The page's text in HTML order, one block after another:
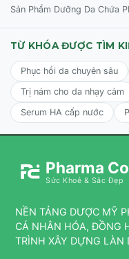
Sản Phẩm Dưỡng Da Chứa
TỪ KHÓA ĐƯỢC TÌM
Phục hồi da chuyên sâu
Trị nám cho da nhạy cảm
Serum HA cấp nước
Pharma
Sức Khoẻ & Sắc Đẹp
NỀN TẢNG DƯỢC MỸ
CÁ NHÂN HÓA, ĐỒNG
TRÌNH XÂY DỰNG LÀN